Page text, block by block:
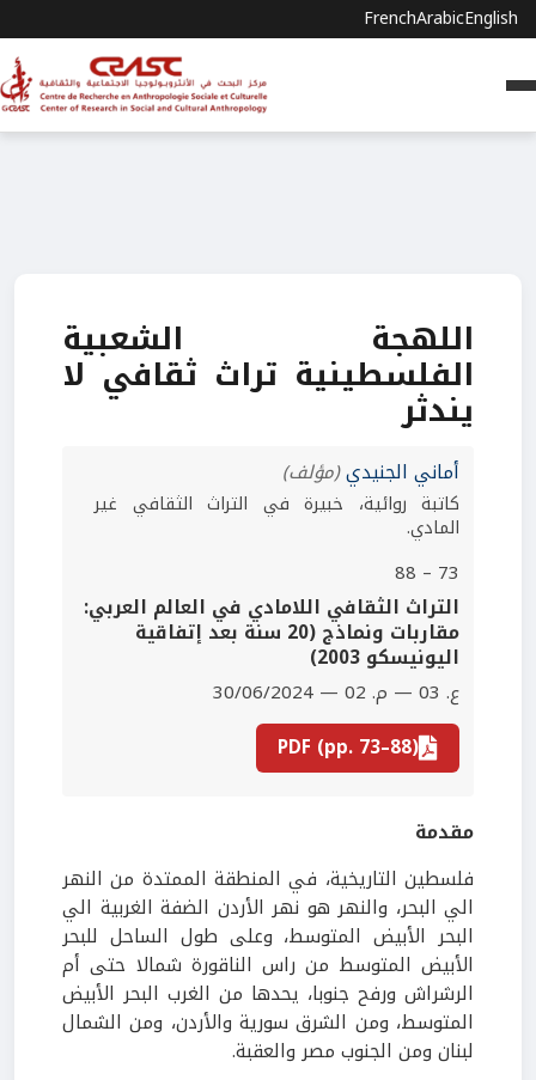
FrenchArabicEnglish
اللهجة الشعبية
الفلسطينية تراث ثقافي لا
يندثر
أماني الجنيدي(مؤلف)
كاتبة روائية، خبيرة في التراث الثقافي غير
المادي.
73 – 88
التراث الثقافي اللامادي في العالم العربي:
مقاربات ونماذج (20 سنة بعد إتفاقية
اليونيسكو 2003)
ع. 03 — م. 02 — 30/06/2024
PDF (pp. 73–88)
مقدمة
فلسطين التاريخية، في المنطقة الممتدة من النهر
الي البحر، والنهر هو نهر الأردن الضفة الغربية الي
البحر الأبيض المتوسط، وعلى طول الساحل للبحر
الأبيض المتوسط من راس الناقورة شمالا حتى أم
الرشراش ورفح جنوبا، يحدها من الغرب البحر الأبيض
المتوسط، ومن الشرق سورية والأردن، ومن الشمال
لبنان ومن الجنوب مصر والعقبة.